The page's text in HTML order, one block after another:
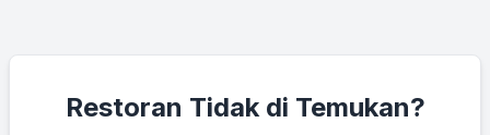
Restoran Tidak di Temukan?